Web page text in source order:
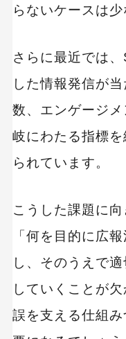
らないケースは少
さらに最近では
した情報発信が
数、エンゲージ
岐にわたる指標
られています。
こうした課題に
「何を目的に広
し、そのうえで
していくことが
誤を支える仕組